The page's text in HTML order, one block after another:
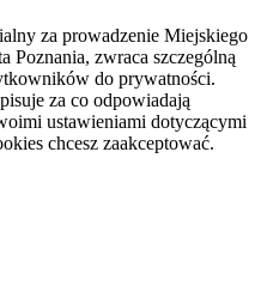
za prowadzenie Miejskiego
Poznania, zwraca szczególną
do prywatności.
za co odpowiadają
ustawieniami dotyczącymi
chcesz zaakceptować.